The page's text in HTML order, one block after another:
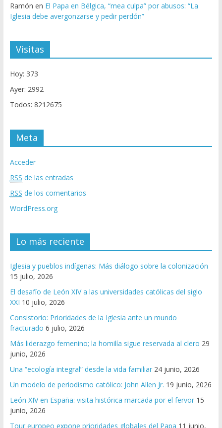
Ramón en El Papa en Bélgica, “mea culpa” por abusos: “La
Iglesia debe avergonzarse y pedir perdón”
Visitas
Hoy: 373
Ayer: 2992
Todos: 8212675
Meta
Acceder
RSS de las entradas
RSS de los comentarios
WordPress.org
Lo más reciente
Iglesia y pueblos indígenas: Más diálogo sobre la colonización
15 julio, 2026
El desafío de León XIV a las universidades católicas del siglo
XXI 10 julio, 2026
Consistorio: Prioridades de la Iglesia ante un mundo
fracturado 6 julio, 2026
Más liderazgo femenino; la homilía sigue reservada al clero 29
junio, 2026
Una “ecología integral” desde la vida familiar 24 junio, 2026
Un modelo de periodismo católico: John Allen Jr. 19 junio, 2026
León XIV en España: visita histórica marcada por el fervor 15
junio, 2026
Tour europeo expone prioridades globales del Papa 11 junio,